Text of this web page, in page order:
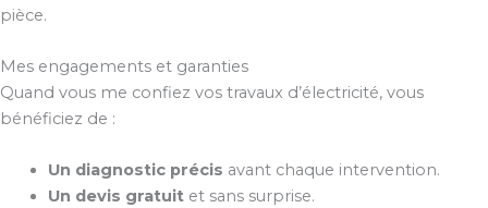
pièce.
Mes engagements et garanties
Quand vous me confiez vos travaux d’électricité, vous
bénéficiez de :
Un diagnostic précis avant chaque intervention.
Un devis gratuitet sans surprise.